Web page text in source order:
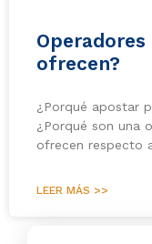
Operadores
ofrecen?
¿Porqué apostar
¿Porqué son una
ofrecen respecto
LEER MÁS >>